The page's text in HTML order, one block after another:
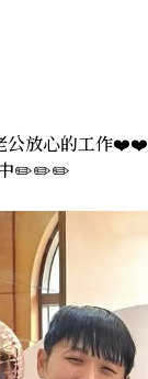
公放心的工作❤️❤️
中✏️✏️✏️